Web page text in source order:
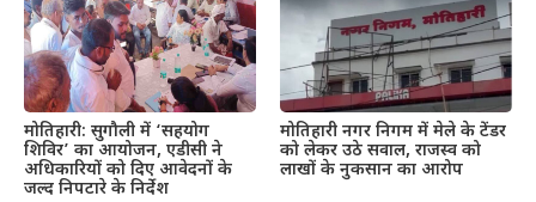
मोतिहारी: सुगौली में ‘सहयोग
शिविर’ का आयोजन, एडीसी ने
अधिकारियों को दिए आवेदनों के
जल्द निपटारे के निर्देश
मोतिहारी नगर निगम में मेले के टेंडर
को लेकर उठे सवाल, राजस्व को
लाखों के नुकसान का आरोप